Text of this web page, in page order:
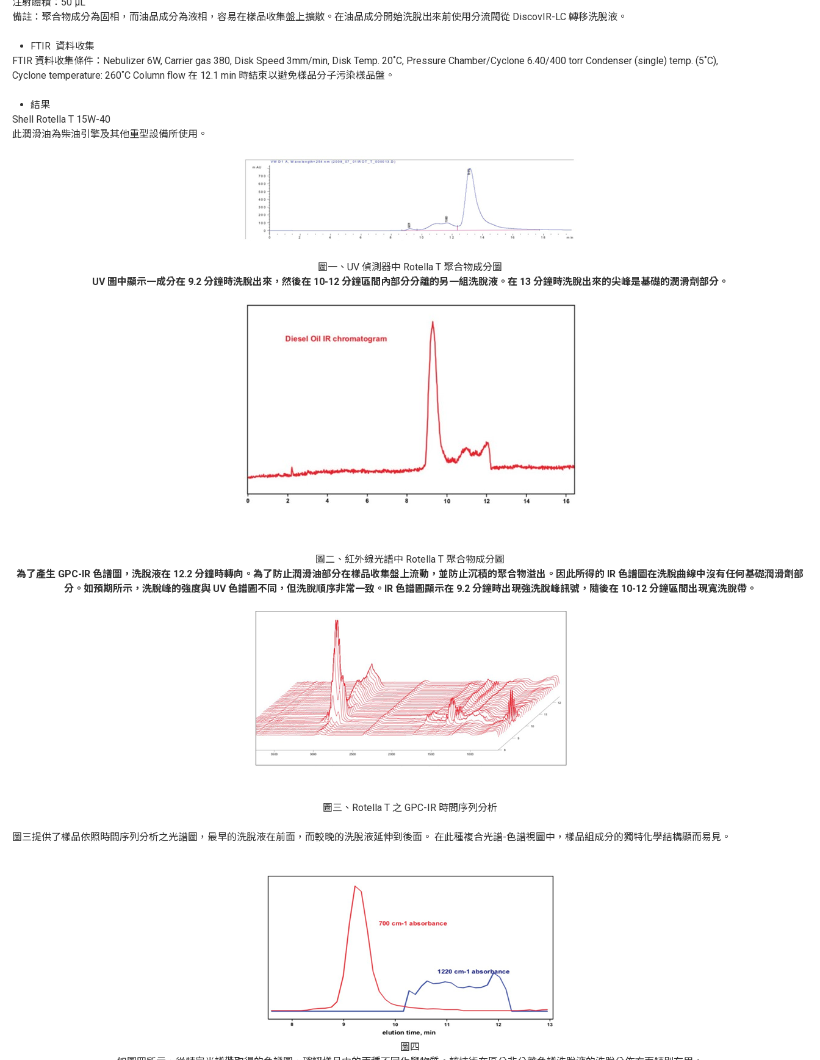
注射體積： 50 µL
備註：聚合物成分為固相，而油品成分為液相，容易在樣品收集盤上擴散。在油品成分開始洗脫出來前使用分流閥從 DiscovIR-LC 轉移洗脫液。
FTIR 資料收集
FTIR 資料收集條件： Nebulizer 6W, Carrier gas 380, Disk Speed 3mm/min, Disk Temp. 20˚C, Pressure Chamber/Cyclone 6.40/400 torr Condenser (single) temp. (5˚C),
Cyclone temperature: 260˚C Column flow 在 12.1 min 時結束以避免樣品分子污染樣品盤。
結果
Shell Rotella T 15W-40
此潤滑油為柴油引擎及其他重型設備所使用。
圖一、 UV 偵測器中 Rotella T 聚合物成分圖
UV 圖中顯示一成分在 9.2 分鐘時洗脫出來，然後在 10-12 分鐘區間內部分分離的另一組洗脫液。在 13 分鐘時洗脫出來的尖峰是基礎的潤滑劑部分。
圖二、紅外線光譜中 Rotella T 聚合物成分圖
為了產生 GPC-IR 色譜圖，洗脫液在 12.2 分鐘時轉向。為了防止潤滑油部分在樣品收集盤上流動，並防止沉積的聚合物溢出。因此所得的 IR 色譜圖在洗脫曲線中沒有任何基礎潤滑劑部
分。如預期所示，洗脫峰的強度與 UV 色譜圖不同，但洗脫順序非常一致。 IR 色譜圖顯示在 9.2 分鐘時出現強洗脫峰訊號，隨後在 10-12 分鐘區間出現寬洗脫帶。
圖三、 Rotella T 之 GPC-IR 時間序列分析
圖三提供了樣品依照時間序列分析之光譜圖，最早的洗脫液在前面，而較晚的洗脫液延伸到後面。 在此種複合光譜-色譜視圖中，樣品組成分的獨特化學結構顯而易見。
圖四